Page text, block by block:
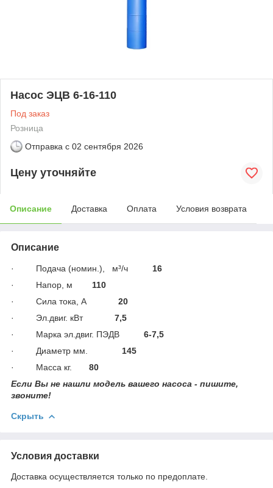
Насос ЭЦВ 6-16-110
Под заказ
Розница
Отправка с 02 сентября 2026
Цену уточняйте
Описание Доставка Оплата Условия возврата
Описание
· Подача (номин.), м³/ч 16
· Напор, м 110
· Сила тока, А 20
· Эл.двиг. кВт
7,5
· Марка эл.двиг. ПЭДВ 6-7,5
· Диаметр мм. 145
· Масса кг. 80
Если Вы не нашли модель вашего насоса - пишите,
звоните!
Скрыть
Условия доставки
Доставка осуществляется только по предоплате.